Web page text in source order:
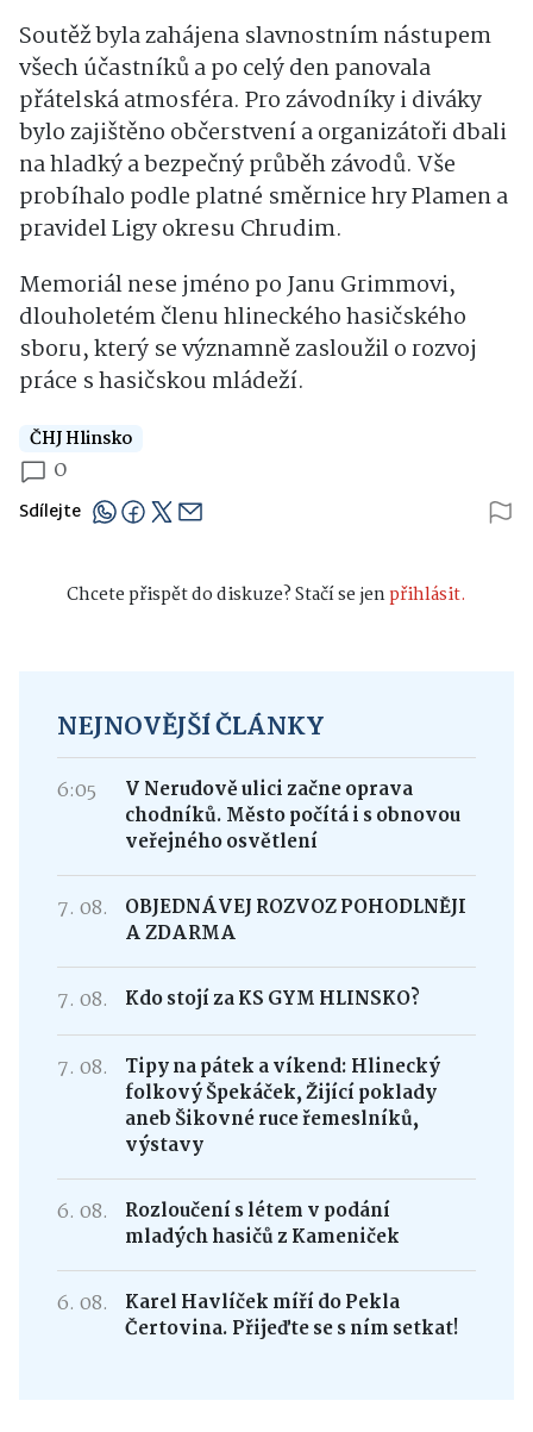
Soutěž byla zahájena slavnostním nástupem
všech účastníků a po celý den panovala
přátelská atmosféra. Pro závodníky i diváky
bylo zajištěno občerstvení a organizátoři dbali
na hladký a bezpečný průběh závodů. Vše
probíhalo podle platné směrnice hry Plamen a
pravidel Ligy okresu Chrudim.
Memoriál nese jméno po Janu Grimmovi,
dlouholetém členu hlineckého hasičského
sboru, který se významně zasloužil o rozvoj
práce s hasičskou mládeží.
ČHJ Hlinsko
0
Sdílejte
Chcete přispět do diskuze? Stačí se jenpřihlásit.
NEJNOVĚJŠÍ ČLÁNKY
6:05
V Nerudově ulici začne oprava
chodníků. Město počítá i s obnovou
veřejného osvětlení
7. 08.
OBJEDNÁVEJ ROZVOZ POHODLNĚJI
A ZDARMA
7. 08. Kdo stojí za KS GYM HLINSKO?
7. 08.
Tipy na pátek a víkend: Hlinecký
folkový Špekáček, Žijící poklady
aneb Šikovné ruce řemeslníků,
výstavy
6. 08.
Rozloučení s létem v podání
mladých hasičů z Kameniček
6. 08.
Karel Havlíček míří do Pekla
Čertovina. Přijeďte se s ním setkat!